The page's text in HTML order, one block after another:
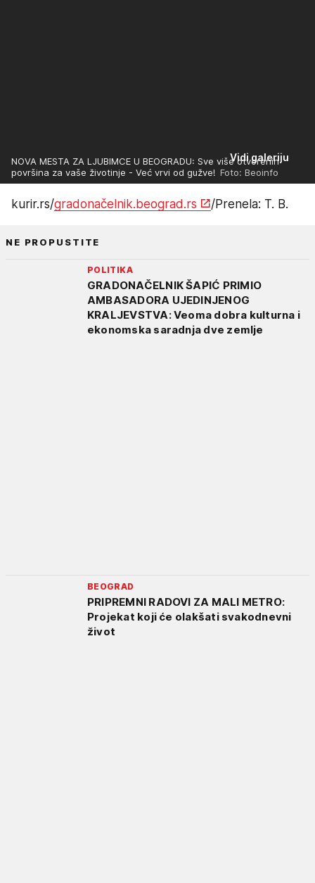
Vidi galeriju
NOVA MESTA ZA LJUBIMCE U BEOGRADU: Sve više otvorenih
površina za vaše životinje - Već vrvi od gužve! Foto: Beoinfo
kurir.rs/gradonačelnik.beograd.rs /Prenela: T. B.
NE PROPUSTITE
POLITIKA
GRADONAČELNIK ŠAPIĆ PRIMIO
AMBASADORA UJEDINJENOG
KRALJEVSTVA: Veoma dobra kulturna i
ekonomska saradnja dve zemlje
BEOGRAD
PRIPREMNI RADOVI ZA MALI METRO:
Projekat koji će olakšati svakodnevni
život